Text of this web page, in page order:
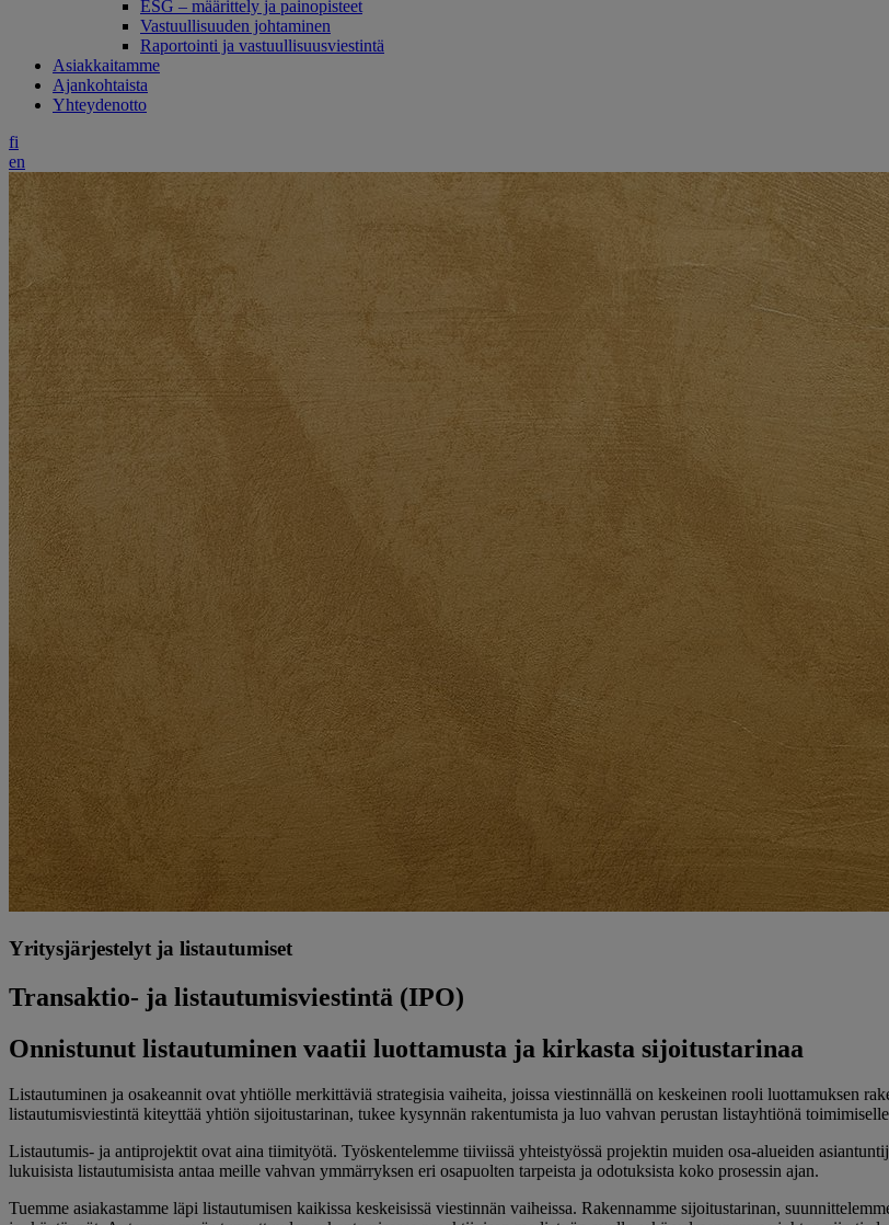
ESG – määrittely ja painopisteet
Vastuullisuuden johtaminen
Raportointi ja vastuullisuusviestintä
Asiakkaitamme
Ajankohtaista
Yhteydenotto
fi
en
Yritysjärjestelyt ja listautumiset
Transaktio- ja listautumisviestintä (IPO)
Onnistunut listautuminen vaatii luottamusta ja kirkasta sijoitustarinaa
Listautuminen ja osakeannit ovat yhtiölle merkittäviä strategisia vaiheita, joissa viestinnällä on keskeinen rooli luottamuksen
listautumisviestintä kiteyttää yhtiön sijoitustarinan, tukee kysynnän rakentumista ja luo vahvan perustan listayhtiönä
Listautumis- ja antiprojektit ovat aina tiimityötä. Työskentelemme tiiviissä yhteistyössä projektin muiden osa-alueiden
lukuisista listautumisista antaa meille vahvan ymmärryksen eri osapuolten tarpeista ja odotuksista koko prosessin ajan.
Tuemme asiakastamme läpi listautumisen kaikissa keskeisissä viestinnän vaiheissa. Rakennamme sijoitustarinan,